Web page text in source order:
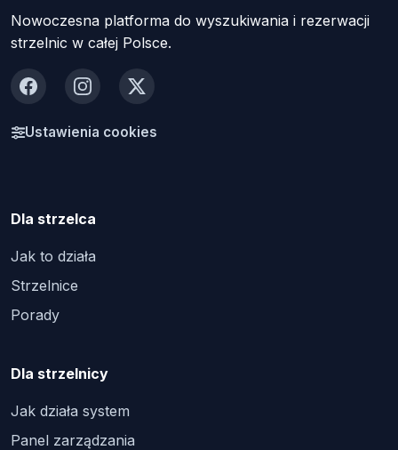
Nowoczesna platforma do wyszukiwania i rezerwacji
strzelnic w całej Polsce.
FacebookInstagram
X
Ustawienia cookies
Dla strzelca
Jak to działa
Strzelnice
Porady
Dla strzelnicy
Jak działa system
Panel zarządzania